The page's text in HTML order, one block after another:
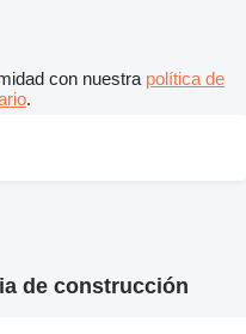
con nuestra política de
.
de construcción